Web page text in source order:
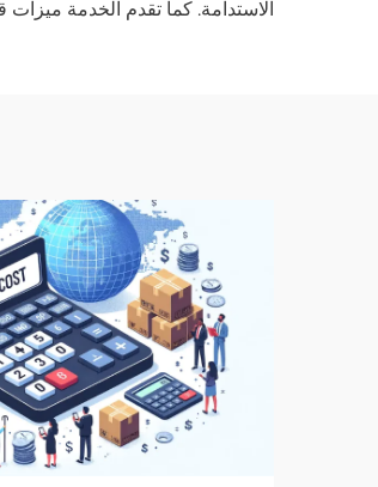
الاستدامة. كما تقدم الخدمة